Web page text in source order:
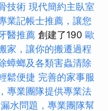
技術 現代簡約主臥室
業記帳士推薦，讓您
醫推薦 創建了190 歐
家，讓你的搬遷過程
蟑螂及各類害蟲清除
鬆便捷 完善的家事服
專業團隊提供專業法
漏水問題，專業團隊幫